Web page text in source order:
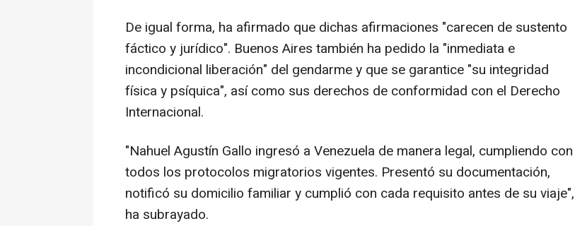
De igual forma, ha afirmado que dichas afirmaciones "carecen de sustento
fáctico y jurídico". Buenos Aires también ha pedido la "inmediata e
incondicional liberación" del gendarme y que se garantice "su integridad
física y psíquica", así como sus derechos de conformidad con el Derecho
Internacional.
"Nahuel Agustín Gallo ingresó a Venezuela de manera legal, cumpliendo con
todos los protocolos migratorios vigentes. Presentó su documentación,
notificó su domicilio familiar y cumplió con cada requisito antes de su viaje",
ha subrayado.